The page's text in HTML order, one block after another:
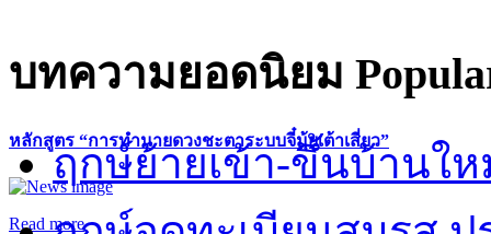
หลักสูตร “การทำนายดวงชะตาระบบจี๋มุ้ยเต้าเสี่ยว”
Read more
บทความยอดนิยม
ฤกษ์ย้ายเข้า-ขึ้นบ้านให